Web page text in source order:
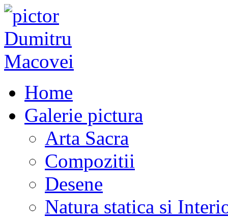
Home
Galerie pictura
Arta Sacra
Compozitii
Desene
Natura statica si